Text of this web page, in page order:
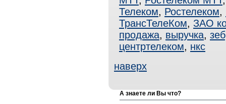
Телеком, Ростелеком,
ТрансТелеКом, ЗАО
продажа, выручка,
центртелеком, нкс
наверх
А знаете ли Вы что?